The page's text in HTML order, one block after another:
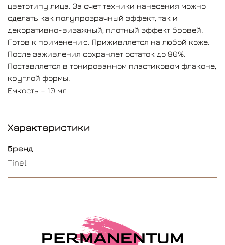
цветотипу лица. За счет техники нанесения можно
сделать как полупрозрачный эффект, так и
декоративно-визажный, плотный эффект бровей.
Готов к применению. Приживляется на любой коже.
После заживления сохраняет остаток до 90%.
Поставляется в тонированном пластиковом флаконе,
круглой формы.
Емкость – 10 мл
Характеристики
Бренд
Tinel